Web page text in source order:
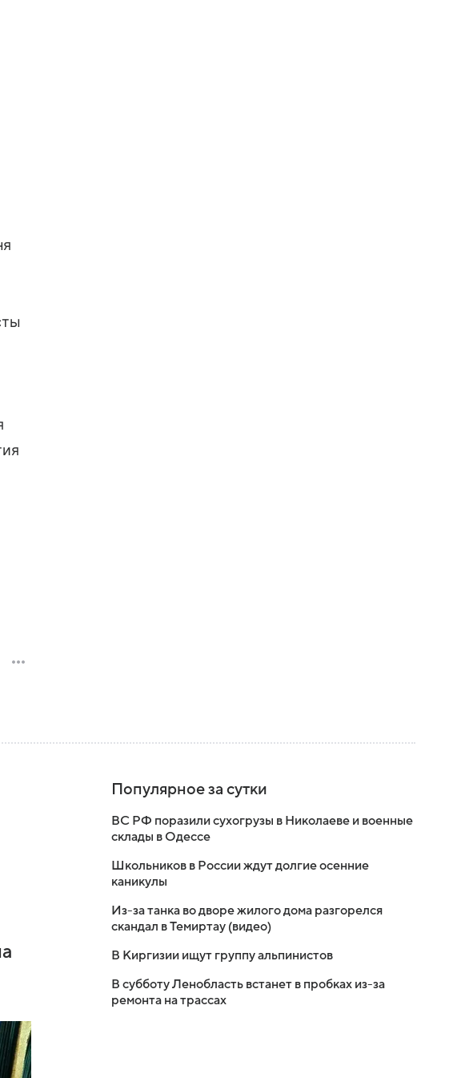
Популярное за сутки
ВС РФ поразили сухогрузы в Николаеве и военные
склады в Одессе
Школьников в России ждут долгие осенние
каникулы
Из-за танка во дворе жилого дома разгорелся
скандал в Темиртау (видео)
В Киргизии ищут группу альпинистов
В субботу Ленобласть встанет в пробках из-за
ремонта на трассах